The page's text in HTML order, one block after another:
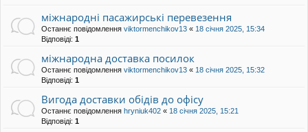
міжнародні пасажирські перевезення
Останнє повідомлення viktormenchikov13 « 18 січня 2025, 15:34
Відповіді: 1
міжнародна доставка посилок
Останнє повідомлення viktormenchikov13 « 18 січня 2025, 15:32
Відповіді: 1
Вигода доставки обідів до офісу
Останнє повідомлення hryniuk402 « 18 січня 2025, 15:21
Відповіді: 1